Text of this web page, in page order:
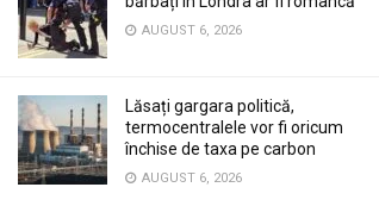
AUGUST 6, 2026
Lăsați gargara politică,
termocentralele vor fi oricum
închise de taxa pe carbon
AUGUST 6, 2026